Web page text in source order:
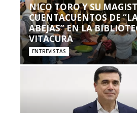
NICO TORO Y SU
CUENTACUENTOS DE
ABEJAS” EN LA
VITACURA
ENTREVISTAS